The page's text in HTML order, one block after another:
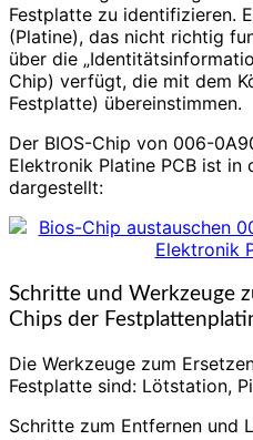
Festplatte zu identifizieren.
(Platine), das nicht richtig
über die
Chip) verfügt, die mit dem
Festplatte) übereinstimmen.
Der BIOS-Chip von 006-
Elektronik Platine PCB ist
dargestellt:
Schritte und Werkzeuge
Chips der
Die Werkzeuge zum
Festplatte sind: Lötstation,
Schritte zum Entfernen und